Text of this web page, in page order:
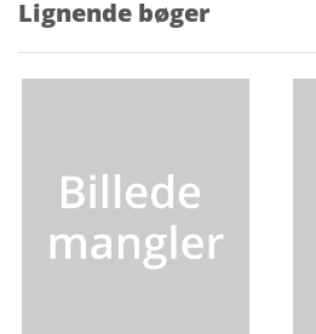
Lignende bøger